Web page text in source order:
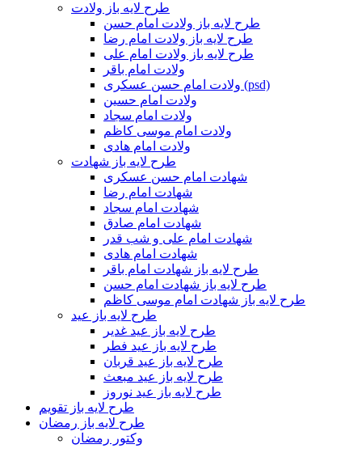
طرح لایه باز ولادت
طرح لایه باز ولادت امام حسن
طرح لایه باز ولادت امام رضا
طرح لایه باز ولادت امام علی
ولادت امام باقر
ولادت امام حسن عسکری (psd)
ولادت امام حسین
ولادت امام سجاد
ولادت امام موسی کاظم
ولادت امام هادی
طرح لایه باز شهادت
شهادت امام حسن عسکری
شهادت امام رضا
شهادت امام سجاد
شهادت امام صادق
شهادت امام علی و شب قدر
شهادت امام هادی
طرح لایه باز شهادت امام باقر
طرح لایه باز شهادت امام حسن
طرح لایه باز شهادت امام موسی کاظم
طرح لایه باز عید
طرح لایه باز عید غدیر
طرح لایه باز عید فطر
طرح لایه باز عید قربان
طرح لایه باز عید مبعث
طرح لایه باز عید نوروز
طرح لایه باز تقویم
طرح لایه باز رمضان
وکتور رمضان